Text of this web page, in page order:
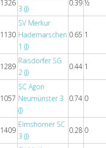
1326
3 (J)
0.39 ½
1130
SV Merkur
Hademarschen
1 (J)
0.65 1
1289
Raisdorfer SG
2 (J)
0.44 1
1057
SC Agon
Neumünster 3
(J)
0.74 0
1409
Elmshorner SC
3 (J)
0.28 0